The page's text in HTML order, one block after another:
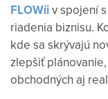
FLOWiiv spojení s
riadenia biznisu.
kde sa skrývajú
zlepšiť
obchodných aj